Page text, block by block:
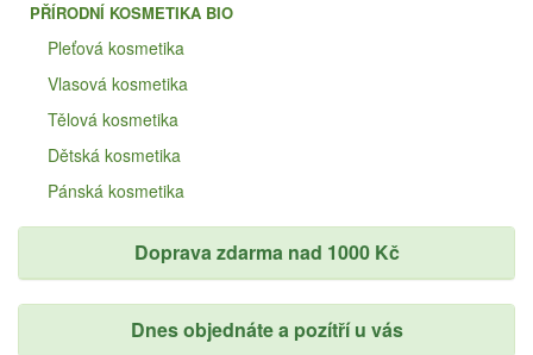
PŘÍRODNÍ KOSMETIKA BIO
Pleťová kosmetika
Vlasová kosmetika
Tělová kosmetika
Dětská kosmetika
Pánská kosmetika
Doprava zdarma nad 1000 Kč
Dnes objednáte a pozítří u vás